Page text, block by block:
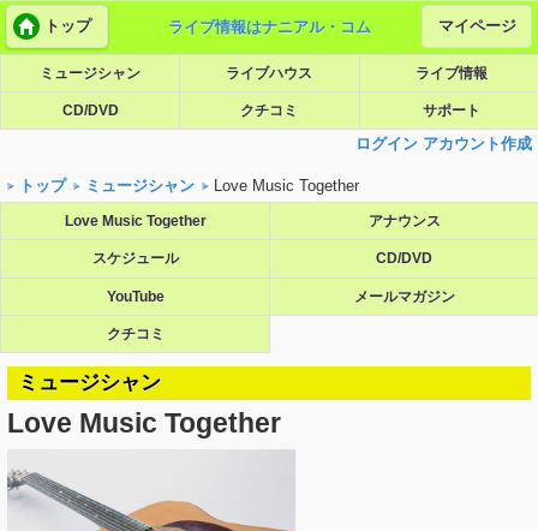
トップ ライブ情報はナニアル・コム マイページ
ミュージシャン ライブハウス ライブ情報
CD/DVD クチコミ サポート
ログイン アカウント作成
トップ ミュージシャン Love Music Together
Love Music Together アナウンス
スケジュール CD/DVD
YouTube メールマガジン
クチコミ
ミュージシャン
Love Music Together